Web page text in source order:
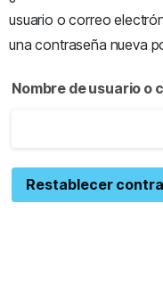
usuario o correo
una contraseña nueva
Nombre de usuario
Restablecer